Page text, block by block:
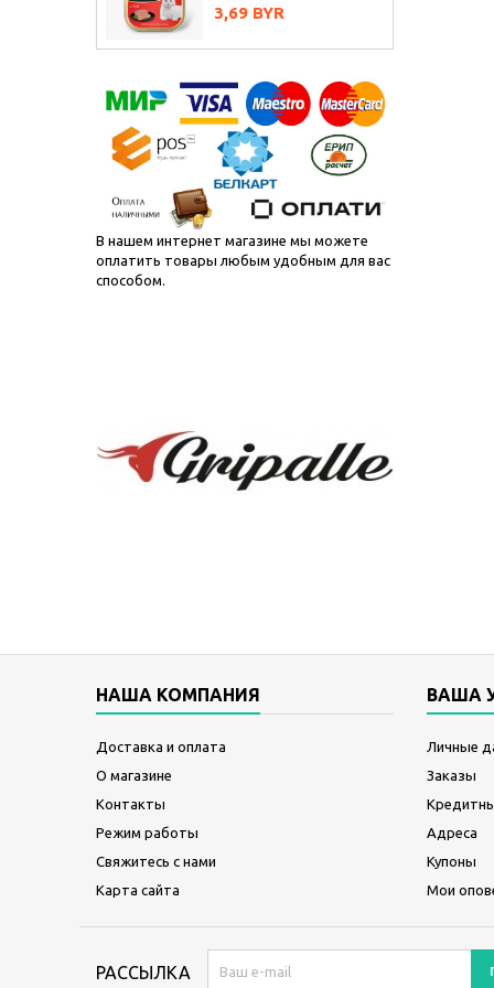
Цена
3,69 BYR
В нашем интернет магазине мы можете
оплатить товары любым удобным для вас
способом.
НАША КОМПАНИЯ
Доставка и оплата
О магазине
Контакты
Режим работы
Свяжитесь с нами
Карта сайта
ВАША
Личные
Заказы
Адреса
Купоны
Мои
РАССЫЛКА